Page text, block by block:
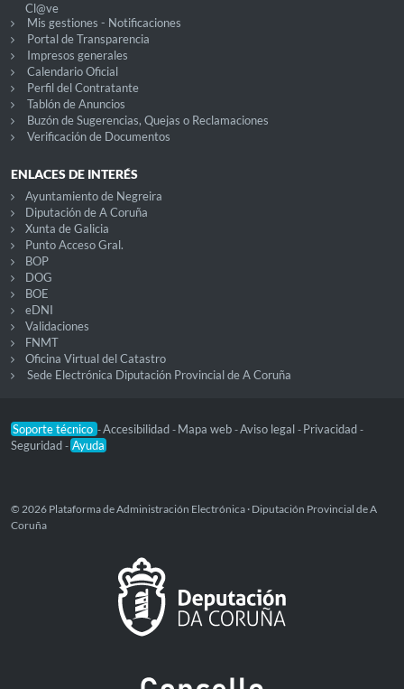
Cl@ve
Mis gestiones - Notificaciones
Portal de Transparencia
Impresos generales
Calendario Oficial
Perfil del Contratante
Tablón de Anuncios
Buzón de Sugerencias, Quejas o Reclamaciones
Verificación de Documentos
ENLACES DE INTERÉS
Ayuntamiento de Negreira
Diputación de A Coruña
Xunta de Galicia
Punto Acceso Gral.
BOP
DOG
BOE
eDNI
Validaciones
FNMT
Oficina Virtual del Catastro
Sede Electrónica Diputación Provincial de A Coruña
Soporte técnico -Accesibilidad - Mapa web -Aviso legal - Privacidad -
Seguridad - Ayuda
© 2026 Plataforma de Administración Electrónica · Diputación Provincial de A
Coruña